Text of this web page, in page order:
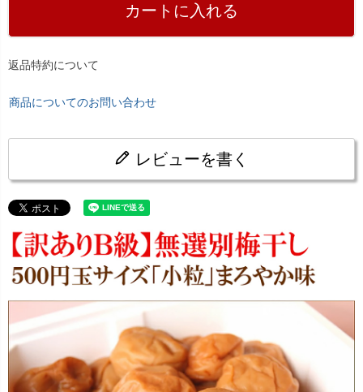
カートに入れる
返品特約について
商品についてのお問い合わせ
レビューを書く